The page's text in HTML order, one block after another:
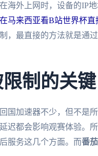
海外上网时，设备的IP
在马来西亚看B站世界杯
，最直接的方法就是通
限制的关
国加速器不少，但不是
迟都会影响观赛体验。
服务这几个方面。而番